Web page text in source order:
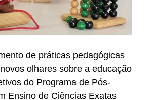
de práticas pedagógicas
olhares sobre a educação
do Programa de Pós-
Ensino de Ciências Exatas